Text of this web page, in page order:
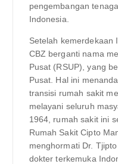
pengembangan
Indonesia.
Setelah kemerdekaan
CBZ berganti nama
Pusat (RSUP), yang
Pusat. Hal ini
transisi rumah sakit
melayani seluruh
1964, rumah sakit ini
Rumah Sakit Cipto
menghormati Dr.
dokter terkemuka